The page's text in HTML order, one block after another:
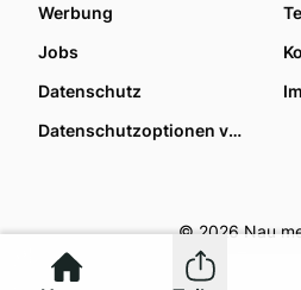
Werbung
Jobs
Datenschutz
Datenschutzoptionen verwalten
© 2026 Nau